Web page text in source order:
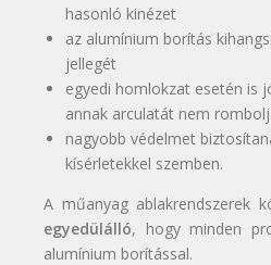
hasonló kinézet
az alumínium borítás
jellegét
egyedi homlokzat esetén is
annak arculatát nem
nagyobb védelmet
kísérletekkel szemben.
A műanyag ablakrendszerek
egyedülálló, hogy minden
alumínium borítással.